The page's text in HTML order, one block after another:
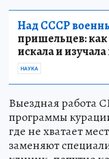
Над СССР
пришельцев: как
искала и
НАУКА
Выездная работа
программы
где не хватает
заменяют